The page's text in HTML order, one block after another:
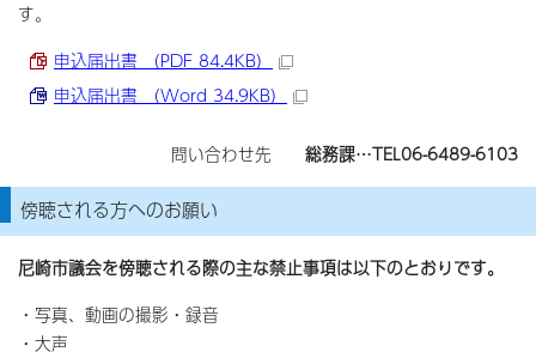
す。
申込届出書 （PDF 84.4KB）
申込届出書 （Word 34.9KB）
問い合わせ先 総務課…TEL06-6489-6103
傍聴される方へのお願い
尼崎市議会を傍聴される際の主な禁止事項は以下のとおりです。
・写真、動画の撮影・録音
・大声